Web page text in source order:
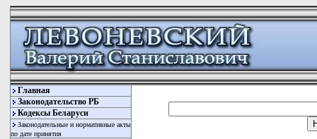
Главная
Законодательство РБ
Кодексы Беларуси
Законодательные и нормативные акты
по дате принятия